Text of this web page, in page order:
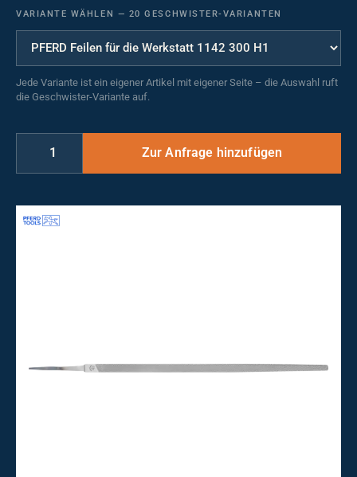
VARIANTE WÄHLEN — 20 GESCHWISTER-VARIANTEN
Jede Variante ist ein eigener Artikel mit eigener Seite – die Auswahl ruft
die Geschwister-Variante auf.